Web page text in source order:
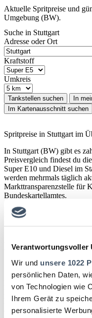
Verantwortungsvoller
Wir und unsere 1022
persönlichen Daten,
von Technologien wie
Ihrem Gerät zu
personalisierte
Aktuelle Spritpreise und
Umgebung (BW).
Suche in Stuttgart
Adresse oder Ort
Kraftstoff
Umkreis
Tankstellen suchen
In
Im Kartenausschnitt suchen
Spritpreise in Stuttgart im
In Stuttgart (BW) gibt es
Preisvergleich findest du
Super E10 und Diesel im
werden mehrmals täglich
Markttransparenzstelle für
Bundeskartellamtes.
Datenquelle:
Bundeskartellamtes
Benzinpreise in
Stuttgart liegt in einem
Spritpreise beeinflusst. Im
Bad Cannstatt, Vaihingen
Innenstadt oder
Pendlerachsen, an denen
aus dem Rems-Murr-Kreis